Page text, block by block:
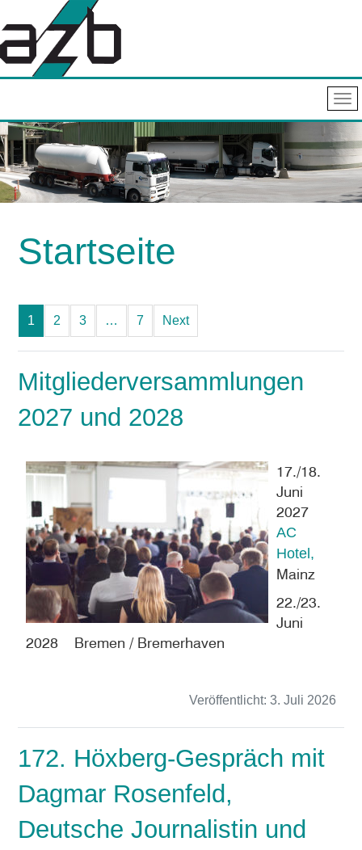
Startseite
1 2 3 … 7 Next
Mitgliederversammlungen
2027 und 2028
17./18.
Juni
2027
AC
Hotel,
Mainz
22./23.
Juni
2028 Bremen / Bremerhaven
Veröffentlicht: 3. Juli 2026
172. Höxberg-Gespräch mit
Dagmar Rosenfeld,
Deutsche Journalistin und